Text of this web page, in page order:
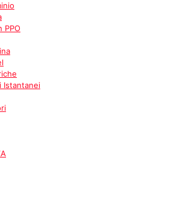
PPO
Istantanei